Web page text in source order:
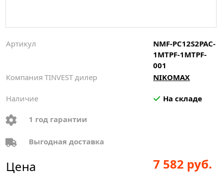
Артикул
NMF-PC12S2PAC-
1MTPF-1MTPF-
001
Компания TINVEST дилер
NIKOMAX
Наличие На складе
1 год гарантии
Выгодная доставка
Цена 7 582 руб.